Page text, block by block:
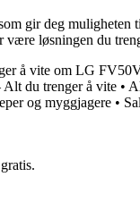
gir deg
være løsningen du
å vite om LG
Alt du trenger å vite •
og myggjagere •